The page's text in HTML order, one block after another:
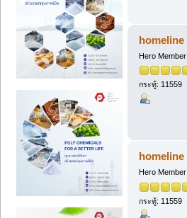
homeline
Hero Member
กระทู้: 11559
homeline
Hero Member
กระทู้: 11559